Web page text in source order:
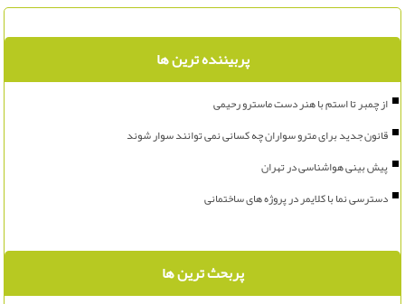
پربیننده ترین ها
از چمبر تا استم با هنر دست ماسترو رحیمی
قانون جدید برای مترو سواران چه کسانی نمی توانند سوار شوند
پیش بینی هواشناسی در تهران
دسترسی نما با کلایمر در پروژه های ساختمانی
پربحث ترین ها